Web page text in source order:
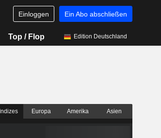
Einloggen Ein Abo abschließen
Top / Flop Edition Deutschland
Indizes Europa Amerika Asien